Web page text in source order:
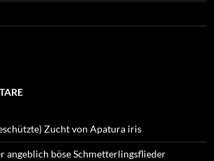
Zucht von Apatura iris
angeblich böse Schmetterlingsflieder